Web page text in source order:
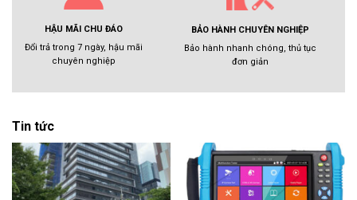
HẬU MÃI CHU ĐÁO
Đổi trả trong 7 ngày, hậu mãi
chuyên nghiệp
BẢO HÀNH CHUYÊN NGHIỆP
Bảo hành nhanh chóng, thủ tục
đơn giản
Tin tức